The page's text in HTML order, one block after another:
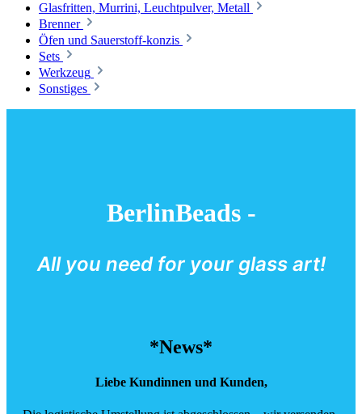
Glasfritten, Murrini, Leuchtpulver, Metall
Brenner
Öfen und Sauerstoff-konzis
Sets
Werkzeug
Sonstiges
BerlinBeads -
All you need for your glass art!
*News*
Liebe Kundinnen und Kunden,